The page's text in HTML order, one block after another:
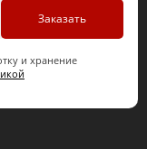
Заказать
и хранение